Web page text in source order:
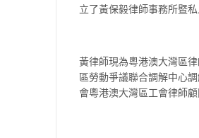
立了黃保毅律師事務所暨私
黃律師現為粵港澳大灣區
區勞動爭議聯合調解中心
會粵港澳大灣區工會律師